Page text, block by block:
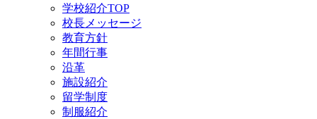
学校紹介TOP
校長メッセージ
教育方針
年間行事
沿革
施設紹介
留学制度
制服紹介